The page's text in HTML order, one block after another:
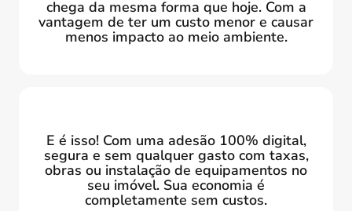
chega da mesma forma que hoje. Com a
vantagem de ter um custo menor e causar
menos impacto ao meio ambiente.
E é isso! Com uma adesão 100% digital,
segura e sem qualquer gasto com taxas,
obras ou instalação de equipamentos no
seu imóvel. Sua economia é
completamente sem custos.